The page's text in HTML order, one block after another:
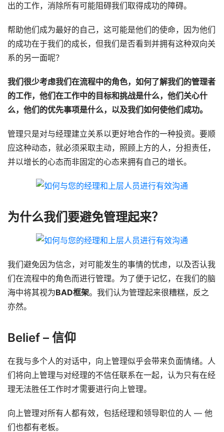
出的工作，消除所有可能阻碍我们取得成功的障碍。
帮助他们成为最好的自己，这可能是他们的使命，因为他们
的成功在于我们的成长，但我们是否看到并拥有这种双向关
系的另一面呢？
我们很少考虑我们在流程中的角色，如何了解我们的管理者
的工作，他们在工作中的目标和挑战是什么，他们关心什
么，他们的优先事项是什么，以及我们如何使他们成功。
管理只是对与经理建立关系以更好地合作的一种投资。要顺
应这种动态，就必须采取主动，照顾上方的人，分担责任，
并以增长的心态而非固定的心态来拥有自己的增长。
为什么我们要避免管理起来？
我们避免因为信念，对可能发生的事情的忧虑，以及否认我
们在流程中的角色而进行管理。为了便于记忆，在我们的脑
海中将其视为BAD框架。我们认为管理起来很糟糕，反之
亦然。
Belief – 信仰
在我与多个人的对话中，向上管理似乎会带来负面情绪。人
们将向上管理与对经理的不信任联系在一起，认为只有在经
理无法胜任工作时才需要进行向上管理。
向上管理对所有人都有效，包括经理和领导职位的人 — 他
们也都有老板。